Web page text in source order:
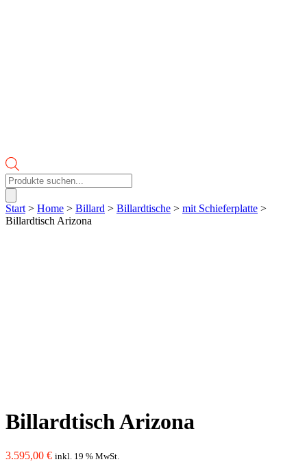
Products
search
Start > Home > Billard > Billardtische > mit Schieferplatte >
Billardtisch Arizona
Billardtisch Arizona
3.595,00 € inkl. 19 % MwSt.